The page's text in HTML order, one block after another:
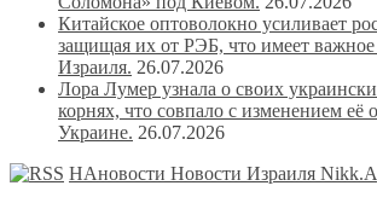
Китайское оптоволокно усиливает
защищая их от РЭБ, что имеет важное
Израиля. 26.07.2026
Лора Лумер узнала о своих
корнях, что совпало с изменением её
Украине. 26.07.2026
НАновости Новости Израиля